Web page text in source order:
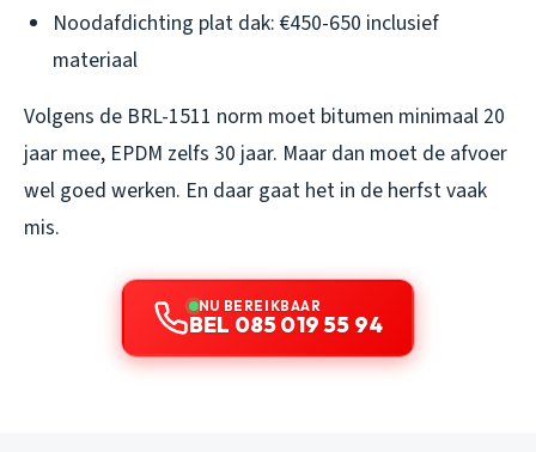
Noodafdichting plat dak: €450-650 inclusief
materiaal
Volgens de BRL-1511 norm moet bitumen minimaal 20
jaar mee, EPDM zelfs 30 jaar. Maar dan moet de afvoer
wel goed werken. En daar gaat het in de herfst vaak
mis.
NU BEREIKBAAR
BEL 085 019 55 94